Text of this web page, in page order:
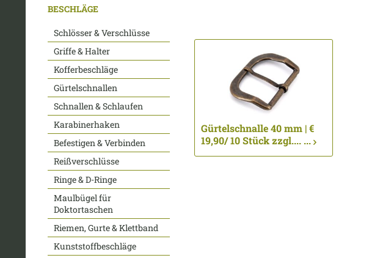
BESCHLÄGE
Schlösser & Verschlüsse
Griffe & Halter
Kofferbeschläge
Gürtelschnallen
Schnallen & Schlaufen
Karabinerhaken
Befestigen & Verbinden
Reißverschlüsse
Ringe & D-Ringe
Maulbügel für
Doktortaschen
Riemen, Gurte & Klettband
Kunststoffbeschläge
Gürtelschnalle 40 mm | €
19,90/ 10 Stück zzgl.... ...